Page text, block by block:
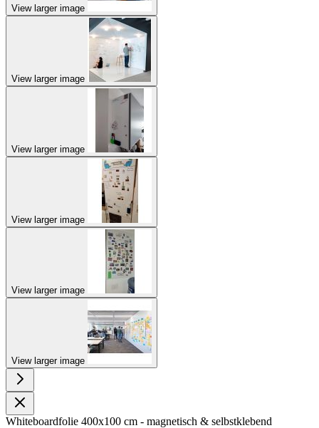
View larger image
View larger image
View larger image
View larger image
View larger image
View larger image
Whiteboardfolie 400x100 cm - magnetisch & selbstklebend